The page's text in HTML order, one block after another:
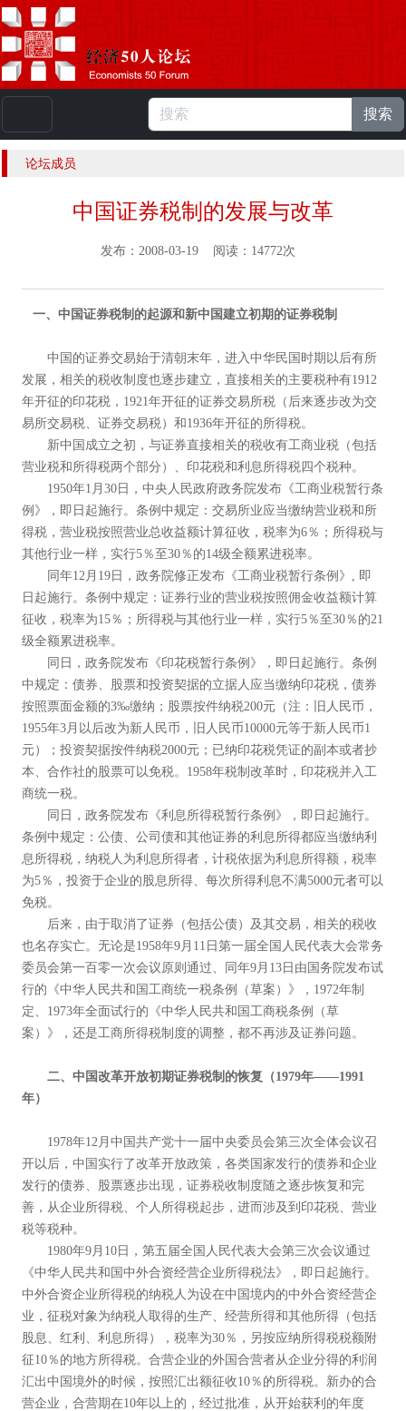
人 |English
搜索
论坛成员
中国证券税制的发展与改革
发布：2008-03-19 阅读：14772次
一、中国证券税制的起源和新中国建立初期的证券税制
中国的证券交易始于清朝末年，进入中华民国时期以后有所
发展，相关的税收制度也逐步建立，直接相关的主要税种有1912
年开征的印花税，1921年开征的证券交易所税（后来逐步改为交
易所交易税、证券交易税）和1936年开征的所得税。
新中国成立之初，与证券直接相关的税收有工商业税（包括
营业税和所得税两个部分）、印花税和利息所得税四个税种。
1950年1月30日，中央人民政府政务院发布《工商业税暂行条
例》，即日起施行。条例中规定：交易所业应当缴纳营业税和所
得税，营业税按照营业总收益额计算征收，税率为6％；所得税与
其他行业一样，实行5％至30％的14级全额累进税率。
同年12月19日，政务院修正发布《工商业税暂行条例》, 即
日起施行。条例中规定：证券行业的营业税按照佣金收益额计算
征收，税率为15％；所得税与其他行业一样，实行5％至30％的21
级全额累进税率。
同日，政务院发布《印花税暂行条例》，即日起施行。条例
中规定：债券、股票和投资契据的立据人应当缴纳印花税，债券
按照票面金额的3‰缴纳；股票按件纳税200元（注：旧人民币，
1955年3月以后改为新人民币，旧人民币10000元等于新人民币1
元）；投资契据按件纳税2000元；已纳印花税凭证的副本或者抄
本、合作社的股票可以免税。1958年税制改革时，印花税并入工
商统一税。
同日，政务院发布《利息所得税暂行条例》，即日起施行。
条例中规定：公债、公司债和其他证券的利息所得都应当缴纳利
息所得税，纳税人为利息所得者，计税依据为利息所得额，税率
为5％，投资于企业的股息所得、每次所得利息不满5000元者可以
免税。
后来，由于取消了证券（包括公债）及其交易，相关的税收
也名存实亡。无论是1958年9月11日第一届全国人民代表大会常务
委员会第一百零一次会议原则通过、同年9月13日由国务院发布试
行的《中华人民共和国工商统一税条例（草案）》，1972年制
定、1973年全面试行的《中华人民共和国工商税条例（草
案）》，还是工商所得税制度的调整，都不再涉及证券问题。
二、中国改革开放初期证券税制的恢复（1979年——1991
年）
1978年12月中国共产党十一届中央委员会第三次全体会议召
开以后，中国实行了改革开放政策，各类国家发行的债券和企业
发行的债券、股票逐步出现，证券税收制度随之逐步恢复和完
善，从企业所得税、个人所得税起步，进而涉及到印花税、营业
税等税种。
1980年9月10日，第五届全国人民代表大会第三次会议通过
《中华人民共和国中外合资经营企业所得税法》，即日起施行。
中外合资企业所得税的纳税人为设在中国境内的中外合资经营企
业，征税对象为纳税人取得的生产、经营所得和其他所得（包括
股息、红利、利息所得），税率为30％，另按应纳所得税税额附
征10％的地方所得税。合营企业的外国合营者从企业分得的利润
汇出中国境外的时候，按照汇出额征收10％的所得税。新办的合
营企业，合营期在10年以上的，经过批准，从开始获利的年度